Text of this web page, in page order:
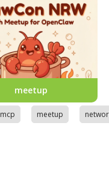
meetup
mcp meetup